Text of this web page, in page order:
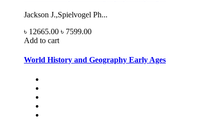
Jackson J.,Spielvogel Ph...
৳ 12665.00 ৳ 7599.00
Add to cart
World History and Geography Early Ages